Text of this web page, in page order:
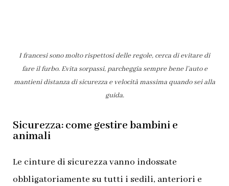
I francesi sono molto rispettosi delle regole, cerca di evitare di
fare il furbo. Evita sorpassi, parcheggia sempre bene l’auto e
mantieni distanza di sicurezza e velocità massima quando sei alla
guida.
Sicurezza: come gestire bambini e
animali
Le cinture di sicurezza vanno indossate
obbligatoriamente su tutti i sedili, anteriori e